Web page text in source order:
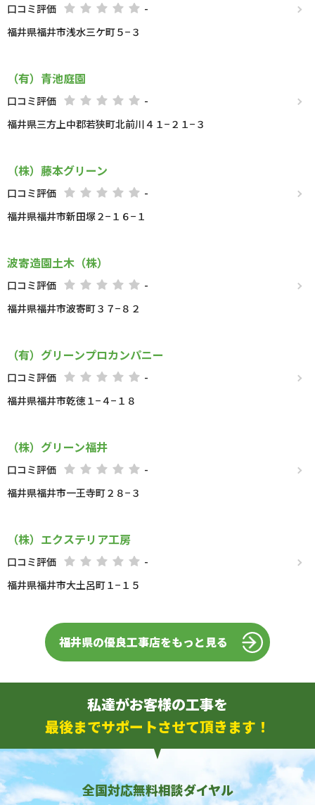
口コミ評価
-
福井県福井市浅水三ケ町５−３
（有）青池庭園
口コミ評価
-
福井県三方上中郡若狭町北前川４１−２１−３
（株）藤本グリーン
口コミ評価
-
福井県福井市新田塚２−１６−１
波寄造園土木（株）
口コミ評価
-
福井県福井市波寄町３７−８２
（有）グリーンプロカンパニー
口コミ評価
-
福井県福井市乾徳１−４−１８
（株）グリーン福井
口コミ評価
-
福井県福井市一王寺町２８−３
（株）エクステリア工房
口コミ評価
-
福井県福井市大土呂町１−１５
福井県の優良工事店をもっと見る
私達がお客様の工事を
最後までサポートさせて頂きます！
全国対応無料相談ダイヤル